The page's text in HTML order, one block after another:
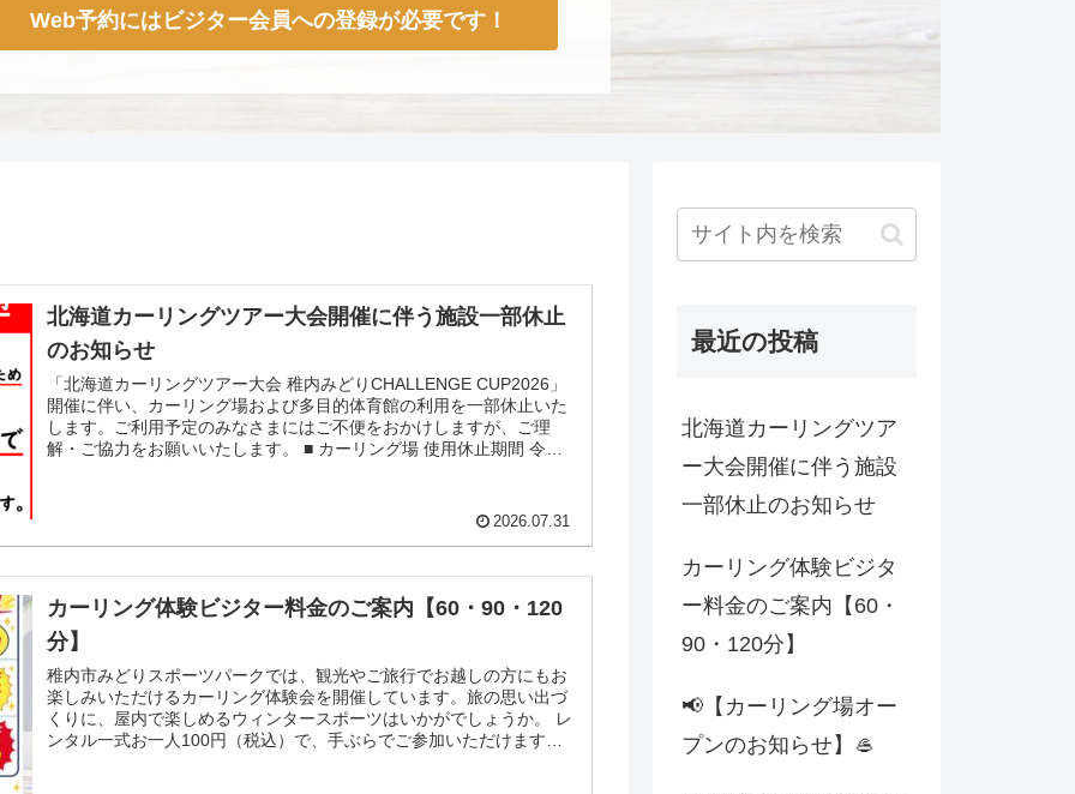
Web予約にはビジター会員への登録が必要です！
北海道カーリングツアー大会開催に伴う施設一部休止
のお知らせ
「北海道カーリングツアー大会 稚内みどりCHALLENGE CUP2026」
開催に伴い、カーリング場および多目的体育館の利用を一部休止いた
します。ご利用予定のみなさまにはご不便をおかけしますが、ご理
解・ご協力をお願いいたします。 ■ カーリング場 使用休止期間 令和8
2026.07.31
カーリング体験ビジター料金のご案内【60・90・120
分】
稚内市みどりスポーツパークでは、観光やご旅行でお越しの方にもお
楽しみいただけるカーリング体験会を開催しています。旅の思い出づ
くりに、屋内で楽しめるウィンタースポーツはいかがでしょうか。 レ
ンタル一式お一人100円（税込）で、手ぶらでご参加いただけます。
最近の投稿
北海道カーリングツア
ー大会開催に伴う施設
一部休止のお知らせ
カーリング体験ビジタ
ー料金のご案内【60・
90・120分】
📢【カーリング場オー
プンのお知らせ】🥌